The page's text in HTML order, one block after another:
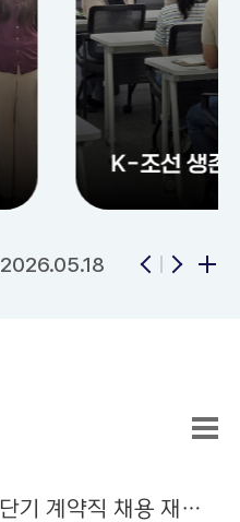
2026.05.18
[산학협력단] 산학기획팀 단기 계약직 채용 재공고